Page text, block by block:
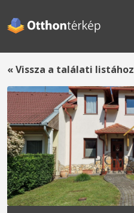
« Vissza a találati listához